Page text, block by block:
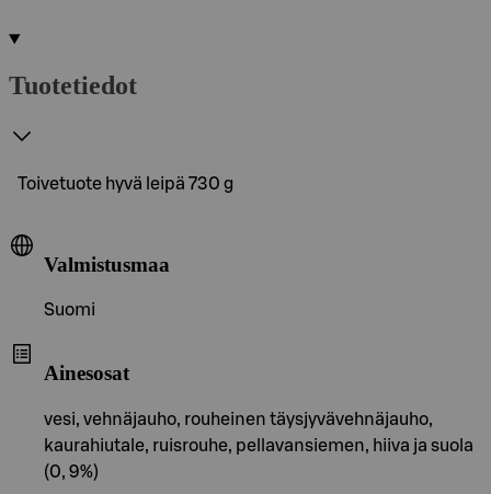
Tuotetiedot
Toivetuote hyvä leipä 730 g
Valmistusmaa
Suomi
Ainesosat
vesi, vehnäjauho, rouheinen täysjyvävehnäjauho,
kaurahiutale, ruisrouhe, pellavansiemen, hiiva ja suola
(0, 9%)